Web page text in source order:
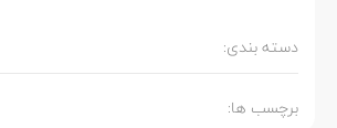
دسته بندی:
برچسب ها: